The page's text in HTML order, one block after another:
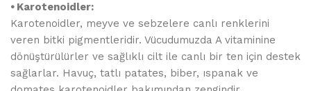
⦁ Karotenoidler:
Karotenoidler, meyve ve sebzelere canlı renklerini
veren bitki pigmentleridir. Vücudumuzda A vitaminine
dönüştürülürler ve sağlıklı cilt ile canlı bir ten için destek
sağlarlar. Havuç, tatlı patates, biber, ıspanak ve